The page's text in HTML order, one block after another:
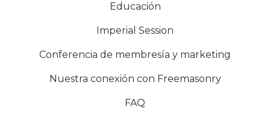
Educación
Imperial Session
Conferencia de membresía y marketing
Nuestra conexión con Freemasonry
FAQ